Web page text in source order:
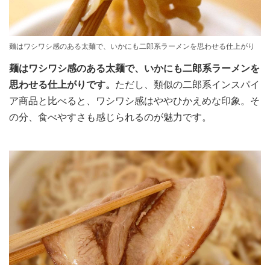
麺はワシワシ感のある太麺で、いかにも二郎系ラーメンを思わせる仕上がり
麺はワシワシ感のある太麺で、いかにも二郎系ラーメンを
思わせる仕上がりです。 ただし、類似の二郎系インスパイ
ア商品と比べると、ワシワシ感はややひかえめな印象。そ
の分、食べやすさも感じられるのが魅力です。